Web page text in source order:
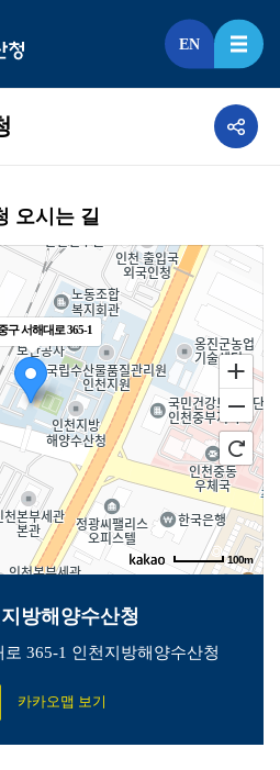
EN
오시는 길
구 서해대로 365-1
100m
방해양수산청
365-1 인천지방해양수산청
카카오맵 보기